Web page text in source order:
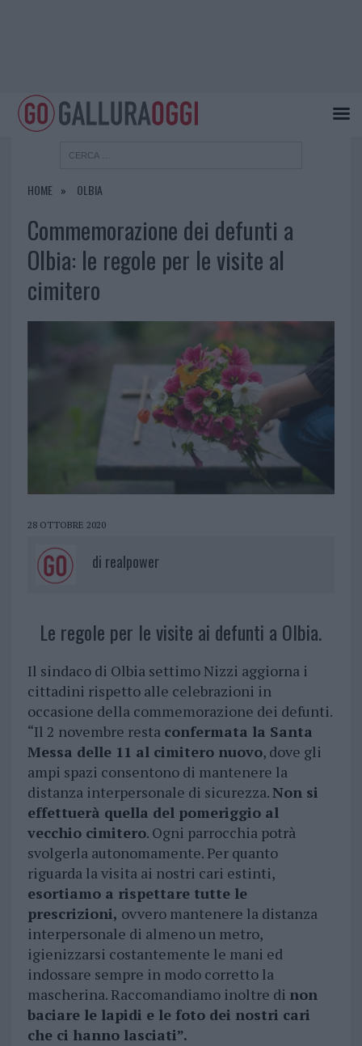
HOME OLBIA
Commemorazione dei defunti a
Olbia: le regole per le visite al
cimitero
28 OTTOBRE 2020
di realpower
Le regole per le visite ai defunti a Olbia.
Il sindaco di Olbia settimo Nizzi aggiorna i
cittadini rispetto alle celebrazioni in
occasione della commemorazione dei defunti.
“Il 2 novembre resta confermata la Santa
Messa delle 11 al cimitero nuovo, dove gli
ampi spazi consentono di mantenere la
distanza interpersonale di sicurezza.Non si
effettuerà quella del pomeriggio al
vecchio cimitero. Ogni parrocchia potrà
svolgerla autonomamente. Per quanto
riguarda la visita ai nostri cari estinti,
esortiamo a rispettare tutte le
prescrizioni, ovvero mantenere la distanza
interpersonale di almeno un metro,
igienizzarsi costantemente le mani ed
indossare sempre in modo corretto la
mascherina. Raccomandiamo inoltre di non
baciare le lapidi e le foto dei nostri cari
che ci hanno lasciati”.